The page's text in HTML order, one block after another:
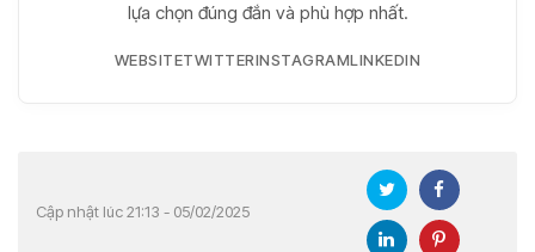
lựa chọn đúng đắn và phù hợp nhất.
WEBSITETWITTERINSTAGRAMLINKEDIN
Cập nhật lúc 21:13 - 05/02/2025